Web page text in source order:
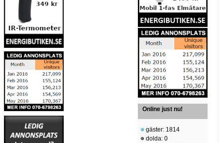
Online just nu!
gäster: 1814
dolda: 0